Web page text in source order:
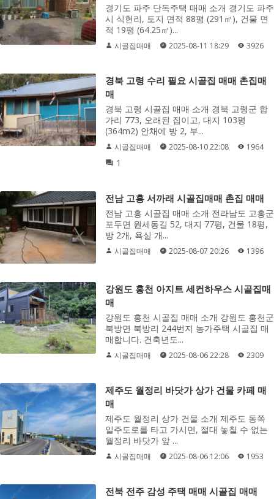
경기도 파주 단독주택 매매 소개 경기도 파주
시 식현리, 토지 면적 88평 (291㎡), 건물 면
적 19평 (64.25㎡)...
시골집매매 2025-08-11 18:29 3926
경북 고령 수리 필요 시골집 매매 촌집매
매
경북 고령 시골집 매매 소개 경북 고령군 합
가리 773, 오래된 집이고, 대지 103평
(364m2) 안채에 방 2, 부...
시골집매매 2025-08-10 22:08 1964
1
전남 고흥 서까래 시골집매매 촌집 매매
전남 고흥 시골집 매매 소개 전라남도 고흥군
포두면 원세동길 52, 대지 77평, 건물 18평,
방 2개, 욕실 개...
시골집매매 2025-08-07 20:26 1396
강원도 홍천 아지트 세컨하우스 시골집매
매
강원도 홍천 시골집 매매 소개 강원도 홍천군
북방면 북방리 244번지 농가주택 시골집 매
매합니다. 건축년도...
시골집매매 2025-08-06 22:28 2309
제주도 월정리 바닷가 상가 건물 카페 매
매
제주도 월정리 상가 건물 소개 제주도 동쪽
일주도로를 타고 가시면, 절대 놓칠 수 없는
월정리 바닷가 앞 ...
시골집매매 2025-08-06 12:06 1953
전북 전주 감성 주택 매매 시골집 매매